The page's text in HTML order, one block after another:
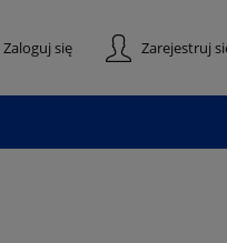
Zarejestruj
Zaloguj się